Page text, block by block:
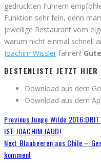
gedruckten Führern
Funktion sehr fein, denn
jeweilige Restaurant vom
warum nicht einmal schnell
Joachim Wissler fahren!
BESTENLISTE JETZT HIER
Download aus dem
Download aus dem
Previous Junge Wilde
IST JOACHIM JAUD!
Next Blaubeeren aus Chile –
kommen!